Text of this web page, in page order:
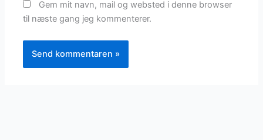
Gem mit navn, mail og websted i denne browser
til næste gang jeg kommenterer.